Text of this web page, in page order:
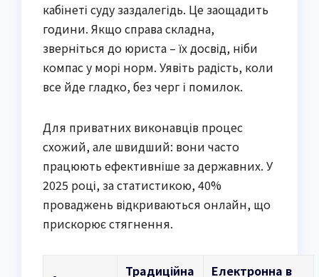
кабінеті суду заздалегідь. Це заощадить
години. Якщо справа складна,
зверніться до юриста – їх досвід, ніби
компас у морі норм. Уявіть радість, коли
все йде гладко, без черг і помилок.
Для приватних виконавців процес
схожий, але швидший: вони часто
працюють ефективніше за державних. У
2025 році, за статистикою, 40%
проваджень відкриваються онлайн, що
прискорює стягнення.
Традиційна
Електронна в